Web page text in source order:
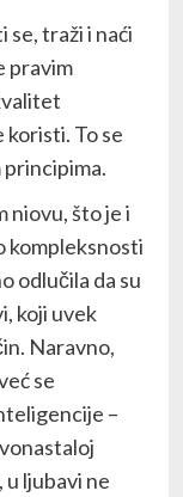
se, traži i naći
pravim
To se
principima.
niovu, što je i
kompleksnosti
odlučila da su
koji uvek
Naravno,
se
–
ljubavi ne